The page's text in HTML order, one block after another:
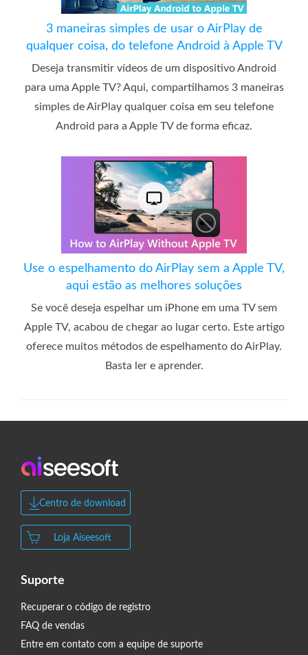
3 maneiras simples de usar o AirPlay de
qualquer coisa, do telefone Android à Apple TV
Deseja transmitir vídeos de um dispositivo Android
para uma Apple TV? Aqui, compartilhamos 3 maneiras
simples de AirPlay qualquer coisa em seu telefone
Android para a Apple TV de forma eficaz.
Use o espelhamento do AirPlay sem a Apple TV,
aqui estão as melhores soluções
Se você deseja espelhar um iPhone em uma TV sem
Apple TV, acabou de chegar ao lugar certo. Este artigo
oferece muitos métodos de espelhamento do AirPlay.
Basta ler e aprender.
Centro de download
Loja Aiseesoft
Suporte
Recuperar o código de registro
FAQ de vendas
Entre em contato com a equipe de suporte